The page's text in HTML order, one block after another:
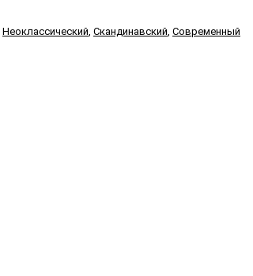
Неоклассический, Скандинавский, Современный